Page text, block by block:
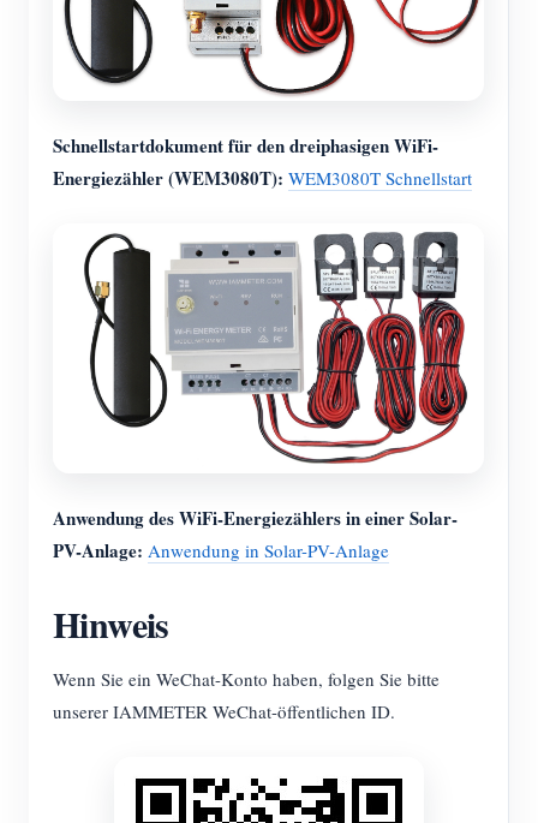
Schnellstartdokument für den dreiphasigen WiFi-
Energiezähler (WEM3080T): WEM3080T Schnellstart
Anwendung des WiFi-Energiezählers in einer Solar-
PV-Anlage: Anwendung in Solar-PV-Anlage
Hinweis
Wenn Sie ein WeChat-Konto haben, folgen Sie bitte
unserer IAMMETER WeChat-öffentlichen ID.